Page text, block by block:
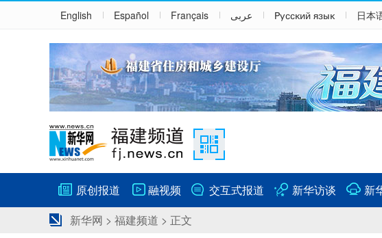
English Español Français عربى Русский язык 日本
原创报道 融视频 交互式报道 新华访谈 新
新华网 > 福建频道 > 正文